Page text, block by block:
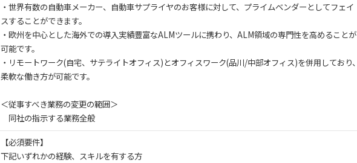
・世界有数の自動車メーカー、自動車サプライヤのお客様に対して、プライムベンダーとしてフェイ
スすることができます。
・欧州を中心とした海外での導入実績豊富なALMツールに携わり、ALM領域の専門性を高めることが
可能です。
・リモートワーク(自宅、サテライトオフィス)とオフィスワーク(品川/中部オフィス)を併用しており、
柔軟な働き方が可能です。
＜従事すべき業務の変更の範囲＞
同社の指示する業務全般
【必須要件】
下記いずれかの経験、スキルを有する方